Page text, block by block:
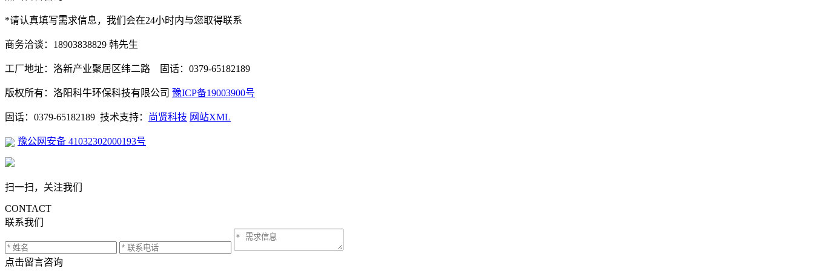
*请认真填写需求信息，我们会在24小时内与您取得联系
商务洽谈：18903838829 韩先生
工厂地址：洛新产业聚居区纬二路 固话：0379-65182189
版权所有：洛阳科牛环保科技有限公司 豫ICP备19003900号
固话：0379-65182189 技术支持： 尚贤科技 网站XML
豫公网安备 41032302000193号
扫一扫，关注我们
CONTACT
联系我们
点击留言咨询